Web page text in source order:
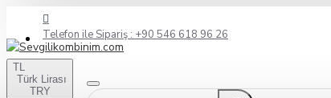
Telefon ile Sipariş : +90 546 618 96 26
TL
Türk Lirası
TRY